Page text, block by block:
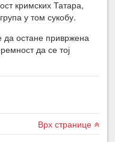
кримских Татара,
у том сукобу.
да остане привржена
да се тој
Врх странице